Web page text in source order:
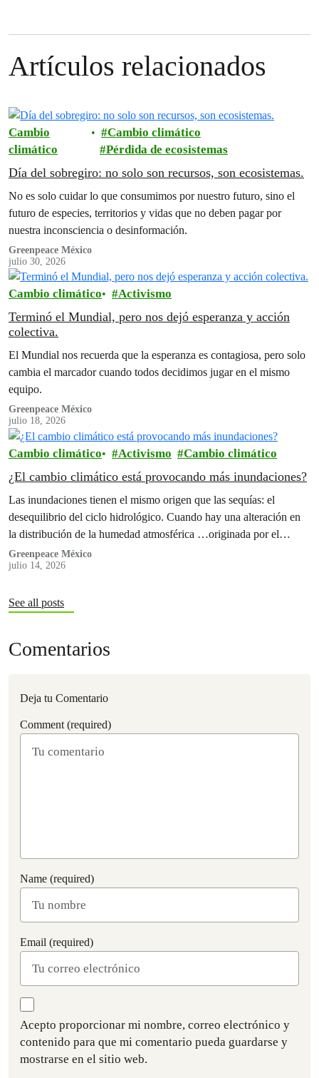
Artículos relacionados
Cambio
climático
Cambio climático
Pérdida de ecosistemas
Día del sobregiro: no solo son recursos, son ecosistemas.
No es solo cuidar lo que consumimos por nuestro futuro, sino el
futuro de especies, territorios y vidas que no deben pagar por
nuestra inconsciencia o desinformación.
Greenpeace México
julio 30, 2026
Cambio climático Activismo
Terminó el Mundial, pero nos dejó esperanza y acción
colectiva.
El Mundial nos recuerda que la esperanza es contagiosa, pero solo
cambia el marcador cuando todos decidimos jugar en el mismo
equipo.
Greenpeace México
julio 18, 2026
Cambio climático Activismo Cambio climático
¿El cambio climático está provocando más inundaciones?
Las inundaciones tienen el mismo origen que las sequías: el
desequilibrio del ciclo hidrológico. Cuando hay una alteración en
la distribución de la humedad atmosférica …originada por el
cambio climático originado por las actividades humanas.
Greenpeace México
julio 14, 2026
See all posts
Comentarios
Deja tu Comentario
Comment (required)
Name (required)
Email (required)
Acepto proporcionar mi nombre, correo electrónico y
contenido para que mi comentario pueda guardarse y
mostrarse en el sitio web.